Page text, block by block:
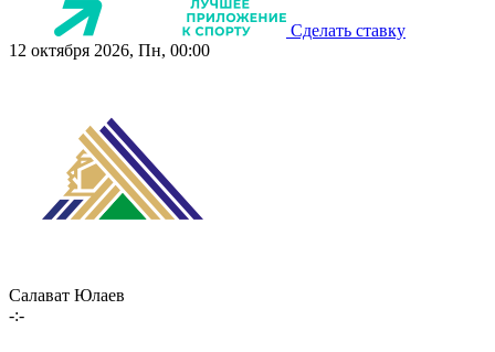
Сделать ставку
12 октября 2026, Пн, 00:00
Салават Юлаев
-:-